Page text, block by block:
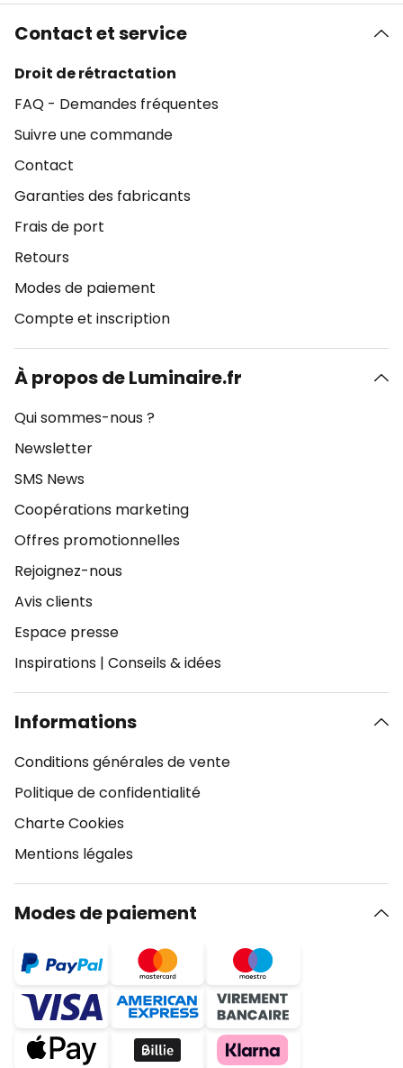
Contact et service
Droit de rétractation
FAQ - Demandes fréquentes
Suivre une commande
Contact
Garanties des fabricants
Frais de port
Retours
Modes de paiement
Compte et inscription
À propos de Luminaire.fr
Qui sommes-nous ?
Newsletter
SMS News
Coopérations marketing
Offres promotionnelles
Rejoignez-nous
Avis clients
Espace presse
Inspirations | Conseils & idées
Informations
Conditions générales de vente
Politique de confidentialité
Charte Cookies
Mentions légales
Modes de paiement